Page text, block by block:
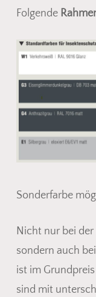
Folgende
Sonderfarbe
Nicht nur bei
sondern auch
ist im
sind mit